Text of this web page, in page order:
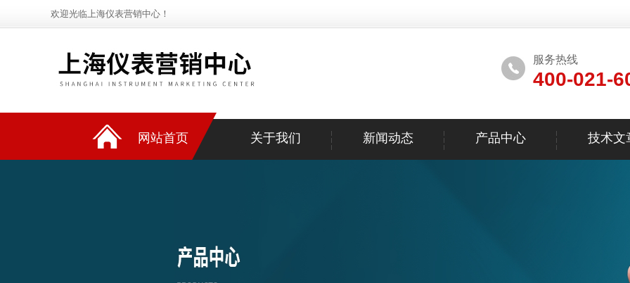
欢迎光临上海仪表营销中心！
服务热线
400-021-
网站首页 关于我们 新闻动态 产品中心 技术文